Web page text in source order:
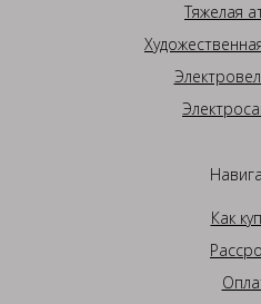
Тяжелая
Как